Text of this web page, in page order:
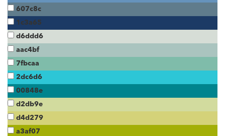
607c8c
1c3a65
d6ddd6
aac4bf
7fbcaa
2dc6d6
00848e
d2db9e
d4d279
a3af07